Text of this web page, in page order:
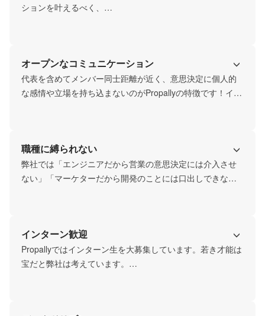
ションを叶えるべく、
表、慶應義塾大学卒業後、複数の大手企業の経営企画で企
画畑を歩んできた経営陣、M&A業界及びコンサルティング
ファーム経験者、前職パーソルグループのフルスタックエ
オープンなコミュニケーション
代表を含めてメンバー同士距離が近く、意思決定に個人的
な感情や立場を持ち込まないのがPropallyの特徴です！イン
るように、仲が良いのも特徴です！
職種に縛られない
弊社では「エンジニアだから営業の意思決定には介入させ
ない」「マーケターだから開発のことには口出しできな
そこに職種はあくまで指標として存在しますが、
最終的には一番合理的な選択を取りたいと考えています。
インターン歓迎
Propallyではインターン生を大募集しています。若き才能は
宝だと弊社は考えています。